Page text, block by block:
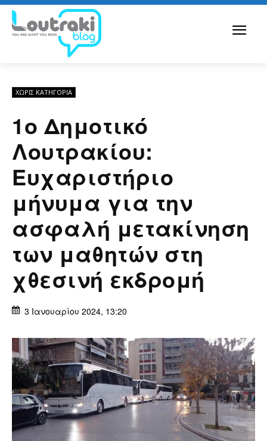
ΧΩΡΊΣ ΚΑΤΗΓΟΡΊΑ
1ο Δημοτικό
Λουτρακίου:
Ευχαριστήριο
μήνυμα για την
ασφαλή μετακίνηση
των μαθητών στη
χθεσινή εκδρομή
3 Ιανουαρίου 2024, 13:20